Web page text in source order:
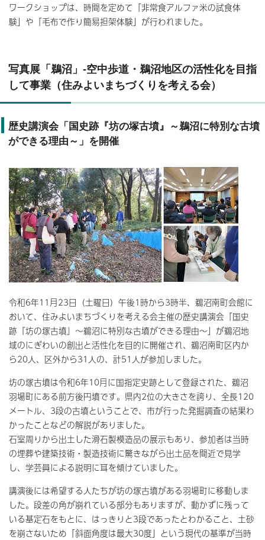
ワークショップは、時間を定めて「非常食アルファ米の試食体
験」や「毛布で作り簡易担架体験」が行われました。
写真展「鵜沼」-空中歩道・鵜沼地区の活性化を目指
して事業（住みよいまちづくりを考える会）
歴史講演会「国史跡『坊の塚古墳』～鵜沼に特別な古墳
ができる理由～」を開催
令和6年11月23日（土曜日）午後1時から3時半、鵜沼南町会館に
おいて、住みよいまちづくりを考える会主催の歴史講演会「国史
跡『坊の塚古墳』～鵜沼に特別な古墳ができる理由～」が鵜沼地
域のにぎわいの創出と活性化を目的に開催され、鵜沼南町区内か
ら20人、区外から31人の、計51人が参加しました。
坊の塚古墳は令和6年10月に国指定史跡として登録された、鵜沼
羽場町にある前方後円墳です。県内2位の大きさを誇り、全長120
メートル、3段の古墳ということで、市が行った発掘調査の結果わ
かったことなどの解説がありました。
石室周りから出土した滑石製模造品の展示もあり、参加者は当時
の埋葬や建築技術・製造技術に驚きながら出土品を間近で見学
し、学芸員による説明に耳を傾けていました。
講演後には希望する人たちが坊の塚古墳がある羽場町に移動しま
した。段差の角が崩れている部分もありますが、動かずに残って
いる基定石をもとに、はっきりと3段であったとわかること、土砂
を崩さないため「斜面角度は最大30度」という現代の基準が当時